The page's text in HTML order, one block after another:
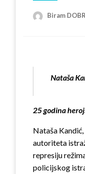
Biram
Nataša
25 godina
Nataša
autoriteta
represiju
policijskog